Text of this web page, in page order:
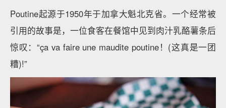
Poutine起源于1950年于加拿大魁北克省。一个经常被
引用的故事是，一位食客在餐馆中见到肉汁乳酪薯条后
惊叹：“ça va faire une maudite poutine！(这真是一团
糟)!”